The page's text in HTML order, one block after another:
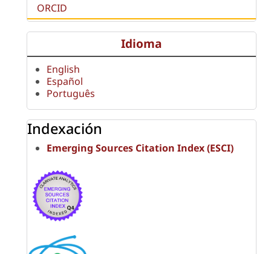
ORCID
Idioma
English
Español
Português
Indexación
Emerging Sources Citation Index (ESCI)